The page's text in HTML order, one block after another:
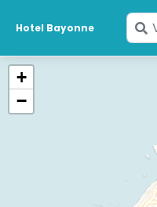
Hotel Bayonne
+
−